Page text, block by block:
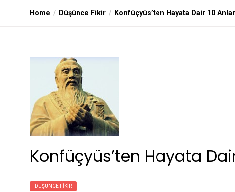
Home Düşünce Fikir Konfüçyüs’ten Hayata Dair 10
Konfüçyüs’ten Hayata
DÜŞÜNCE FIKIR